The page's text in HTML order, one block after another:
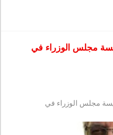
مجلس الوزراء في
مجلس الوزراء في